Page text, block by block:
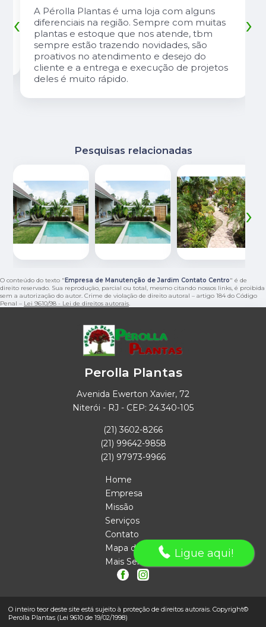
A Pérolla Plantas é uma loja com alguns
diferenciais na região. Sempre com muitas
plantas e estoque que nos atende, tbm
sempre estão trazendo novidades, são
proativos no atendimento e desejo do
cliente e a entrega e execução de projetos
deles é muito rápido.
‹ ›
Pesquisas relacionadas
‹ ›
O conteúdo do texto "Empresa de Manutenção de Jardim Contato Centro" é de
direito reservado. Sua reprodução, parcial ou total, mesmo citando nossos links, é proibida
sem a autorização do autor. Crime de violação de direito autoral – artigo 184 do Código
Penal – Lei 9610/98 - Lei de direitos autorais.
Perolla Plantas
Avenida Ewerton Xavier, 72
Niterói - RJ - CEP: 24.340-105
(21) 3602-8266
(21) 99642-9858
(21) 97973-9966
Home
Empresa
Missão
Serviços
Contato
Mapa do site
Mais Serviços
O inteiro teor deste site está sujeito à proteção de direitos autorais. Copyright©
Perolla Plantas (Lei 9610 de 19/02/1998)
Ligue aqui!